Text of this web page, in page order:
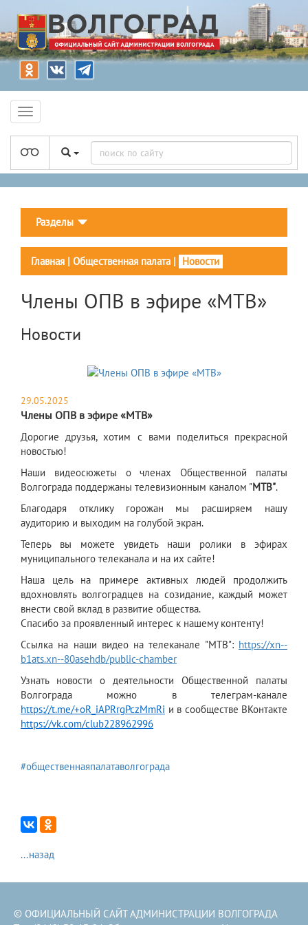
Разделы
Главная | Общественная палата | Новости
Члены ОПВ в эфире «МТВ»
Новости
29.05.2025
Члены ОПВ в эфире «МТВ»
​Дорогие друзья, хотим с вами поделиться прекрасной
новостью!
Наши видеосюжеты о членах Общественной палаты
Волгограда поддержаны телевизионным каналом "МТВ".
Благодаря отклику горожан мы расширяем нашу
аудиторию и выходим на голубой экран.
Теперь вы можете увидеть наши ролики в эфирах
муниципального телеканала и на их сайте!
Наша цель на примере активных людей продолжить
вдохновлять волгоградцев на созидание, каждый может
внести свой вклад в развитие общества.
Спасибо за проявленный интерес к нашему контенту!
Ссылка на наши видео на телеканале "МТВ": https://xn--
b1ats.xn--80asehdb/public-chamber
Узнать новости о деятельности Общественной палаты
Волгограда можно в телеграм-канале
https://t.me/+oR_iAPRrgPczMmRi и в сообществе ВКонтакте
https://vk.com/club228962996
#общественнаяпалатаволгограда
...назад
© ОФИЦИАЛЬНЫЙ САЙТ АДМИНИСТРАЦИИ ВОЛГОГРАДА